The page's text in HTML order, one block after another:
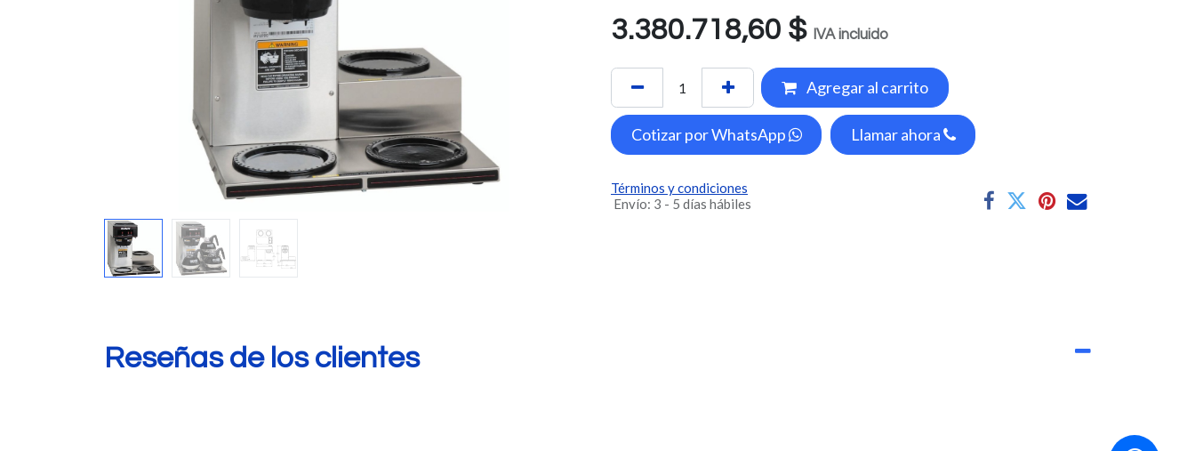
3.380.718,60 $ IVA incluido
Agregar al carrito
Cotizar por WhatsApp Llamar ahora
Términos y condiciones
Envío: 3 - 5 días hábiles
Reseñas de los clientes